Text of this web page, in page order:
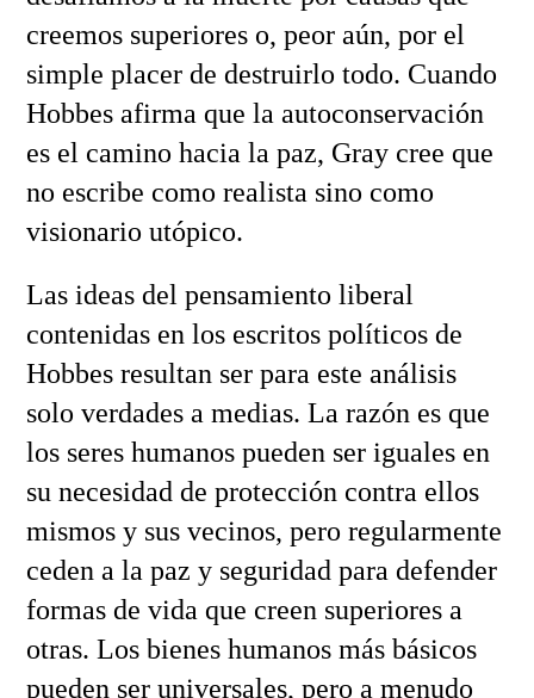
creemos superiores o, peor aún, por el
simple placer de destruirlo todo. Cuando
Hobbes afirma que la autoconservación
es el camino hacia la paz, Gray cree que
no escribe como realista sino como
visionario utópico.
Las ideas del pensamiento liberal
contenidas en los escritos políticos de
Hobbes resultan ser para este análisis
solo verdades a medias. La razón es que
los seres humanos pueden ser iguales en
su necesidad de protección contra ellos
mismos y sus vecinos, pero regularmente
ceden a la paz y seguridad para defender
formas de vida que creen superiores a
otras. Los bienes humanos más básicos
pueden ser universales, pero a menudo